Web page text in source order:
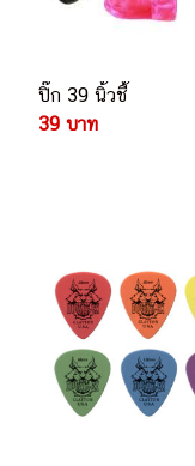
ปิ๊ก 39 นิ้วชี้
39 บาท